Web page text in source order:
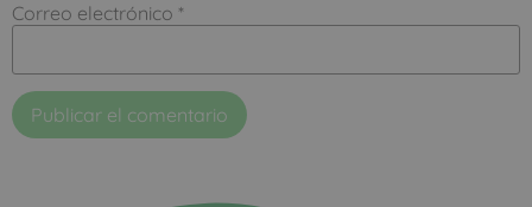
Correo electrónico *